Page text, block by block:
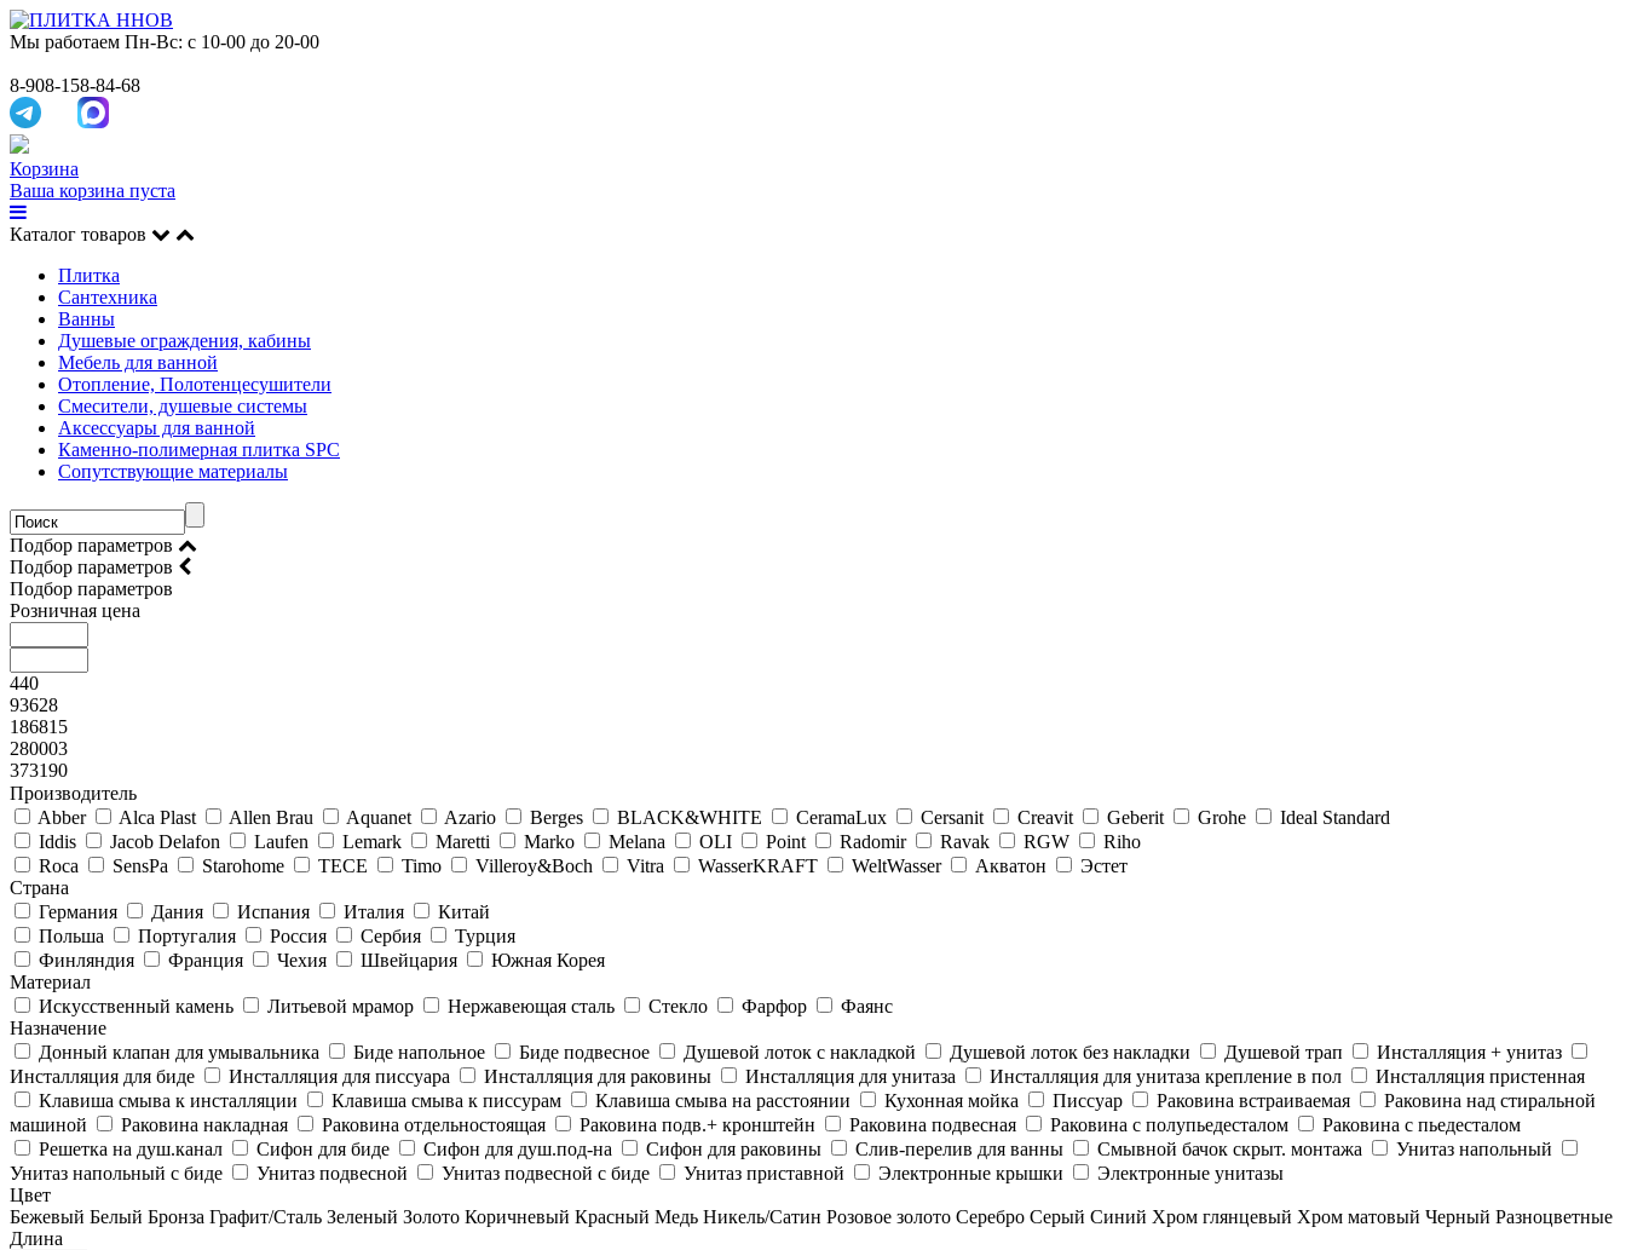
Мы работаем Пн-Вс: с 10-00 до 20-00
8-908-158-84-68
Корзина
Ваша корзина пуста
Каталог товаров
Плитка
Сантехника
Ванны
Душевые ограждения, кабины
Мебель для ванной
Отопление, Полотенцесушители
Смесители, душевые системы
Аксессуары для ванной
Каменно-полимерная плитка SPC
Сопутствующие материалы
Подбор параметров
Подбор параметров
Подбор параметров
Розничная цена
440
93628
186815
280003
373190
Производитель
Abber
Alca Plast Allen Brau Aquanet Azario Berges BLACK&WHITE CeramaLux Cersanit Creavit Geberit Grohe
Ideal Standard
Iddis
Jacob Delafon Laufen Lemark Maretti Marko Melana OLI Point Radomir Ravak RGW
Riho
Roca
SensPa Starohome TECE Timo Villeroy&Boсh Vitra WasserKRAFT WeltWasser Акватон
Эстет
Страна
Германия
Дания Испания Италия
Китай
Польша
Португалия Россия Сербия
Турция
Финляндия
Франция Чехия Швейцария
Южная Корея
Материал
Искусственный камень
Литьевой мрамор Нержавеющая сталь Стекло Фарфор
Фаянс
Назначение
Донный клапан для умывальника
Биде напольное Биде подвесное Душевой лоток с накладкой Душевой лоток без накладки Душевой трап
Инсталляция + унитаз
Инсталляция для биде
Инсталляция для писсуара Инсталляция для раковины Инсталляция для унитаза Инсталляция для унитаза крепление в пол
Инсталляция пристенная
Клавиша смыва к инсталляции
Клавиша смыва к писсурам Клавиша смыва на расстоянии Кухонная мойка Писсуар Раковина встраиваемая
Раковина над стиральной
машиной
Раковина накладная Раковина отдельностоящая Раковина подв.+ кронштейн Раковина подвесная Раковина с полупьедесталом
Раковина с пьедесталом
Решетка на душ.канал
Сифон для биде Сифон для душ.под-на Сифон для раковины Слив-перелив для ванны Смывной бачок скрыт. монтажа
Унитаз напольный
Унитаз напольный с биде
Унитаз подвесной Унитаз подвесной с биде Унитаз приставной Электронные крышки
Электронные унитазы
Цвет
Бежевый Белый Бронза Графит/Сталь Зеленый Золото Коричневый Красный Медь Никель/Сатин Розовое золото Серебро Серый Синий Хром глянцевый Хром матовый Черный Разноцветные
Длина